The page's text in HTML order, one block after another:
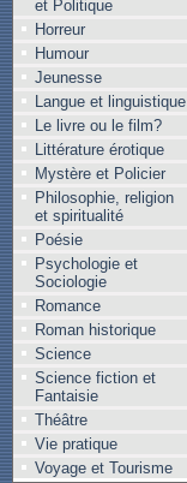
et Politique
Horreur
Humour
Jeunesse
Langue et linguistique
Le livre ou le film?
Littérature érotique
Mystère et Policier
Philosophie, religion
et spiritualité
Poésie
Psychologie et
Sociologie
Romance
Roman historique
Science
Science fiction et
Fantaisie
Théâtre
Vie pratique
Voyage et Tourisme